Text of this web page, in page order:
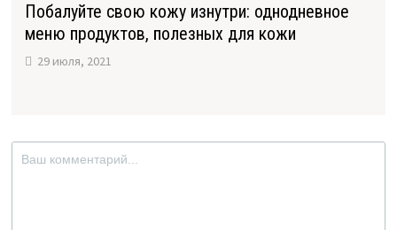
Побалуйте свою кожу изнутри: однодневное
меню продуктов, полезных для кожи
29 июля, 2021